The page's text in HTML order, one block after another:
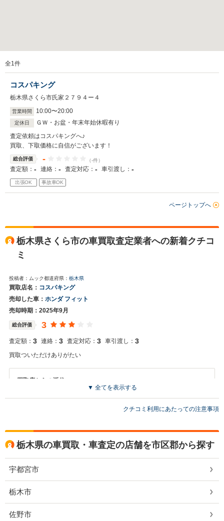
全1件
コスパキング
栃木県さくら市氏家２７９４ー４
営業時間 10:00〜20:00
定休日
ＧＷ・お盆・年末年始休暇有り
査定依頼はコスパキングへ♪
買取、下取価格に自信がございます！
総合評価 - （-件）
査定額： - 連絡： - 査定対応： - 車引渡し： -
出張OK 事故車OK
ページトップへ
栃木県さくら市の車買取査定業者への新着クチコ
ミ
投稿者：ムック都道府県： 栃木県
買取店名： コスパキング
売却した車： ホンダ フィット
売却時期：2025年9月
総合評価 3
査定額： 3 連絡： 3 査定対応： 3 車引渡し： 3
買取ついただけありがたい
買取店からの返信
▼ 全てを表示する
クチコミ利用にあたっての注意事項
栃木県の車買取・車査定の店舗を市区郡から探す
宇都宮市
栃木市
佐野市